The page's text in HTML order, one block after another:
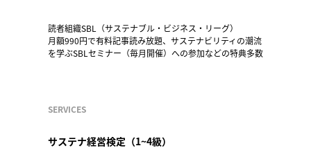
読者組織SBL（サステナブル・ビジネス・リーグ）
月額990円で有料記事読み放題、サステナビリティの潮流
を学ぶSBLセミナー（毎月開催）への参加などの特典多数
SERVICES
サステナ経営検定（1~4級）